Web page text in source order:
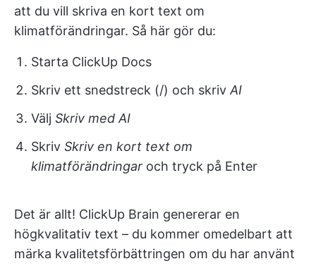
att du vill skriva en kort text om
klimatförändringar. Så här gör du:
Starta ClickUp Docs
Skriv ett snedstreck (/) och skrivAI
Välj Skriv med AI
Skriv Skriv en kort text om
klimatförändringar och tryck på Enter
Det är allt! ClickUp Brain genererar en
högkvalitativ text – du kommer omedelbart att
märka kvalitetsförbättringen om du har använt